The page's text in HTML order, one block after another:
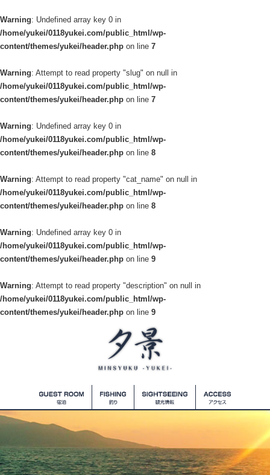
Warning: Undefined array key 0 in
/home/yukei/0118yukei.com/public_html/wp-
content/themes/yukei/header.php on line 7
Warning: Attempt to read property "slug" on null in
/home/yukei/0118yukei.com/public_html/wp-
content/themes/yukei/header.php on line 7
Warning: Undefined array key 0 in
/home/yukei/0118yukei.com/public_html/wp-
content/themes/yukei/header.php on line 8
Warning: Attempt to read property "cat_name" on null in
/home/yukei/0118yukei.com/public_html/wp-
content/themes/yukei/header.php on line 8
Warning: Undefined array key 0 in
/home/yukei/0118yukei.com/public_html/wp-
content/themes/yukei/header.php on line 9
Warning: Attempt to read property "description" on null in
/home/yukei/0118yukei.com/public_html/wp-
content/themes/yukei/header.php on line 9